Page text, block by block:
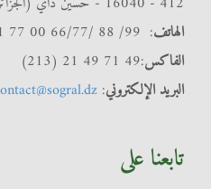
الهاتف: 99/ 88 /66/77 00 77 21 (213)
الفاكس:49 71 49 21 (213)
البريد الإلكتروني:
تابعنا على